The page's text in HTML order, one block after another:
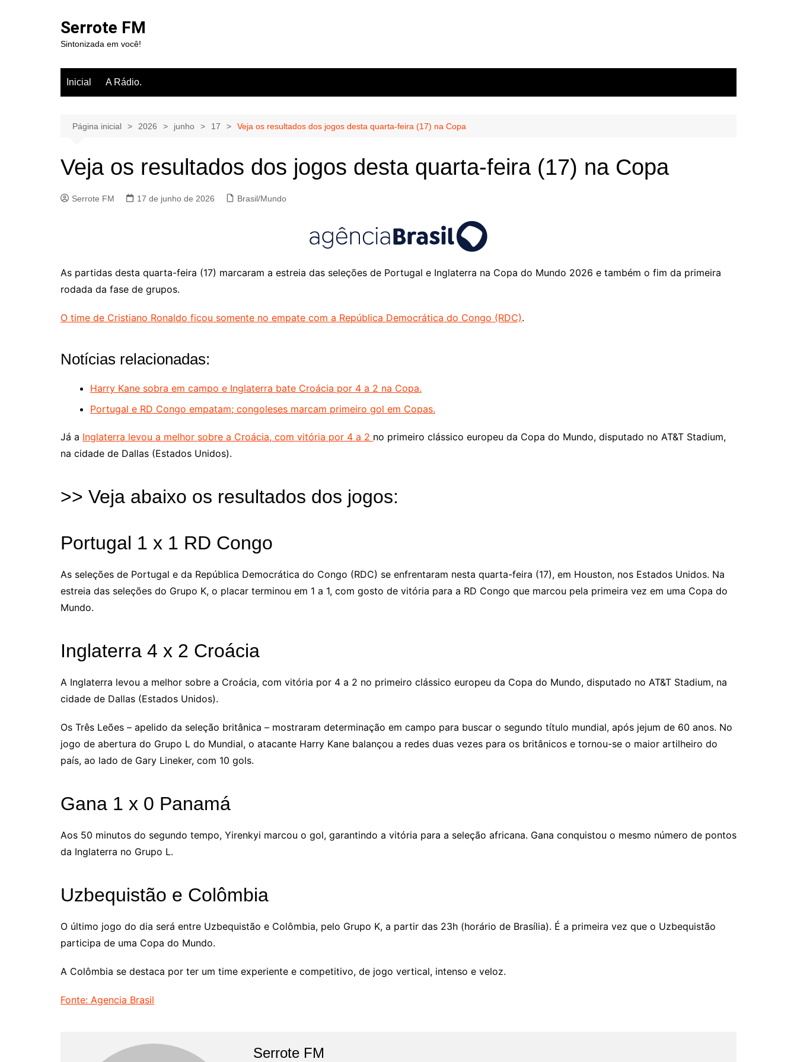
Serrote FM
Sintonizada em você!
Inicial A Rádio.
Página inicial 2026 junho 17 Veja os resultados dos jogos desta quarta-feira (17) na Copa
Veja os resultados dos jogos desta quarta-feira (17) na Copa
Serrote FM 17 de junho de 2026 Brasil/Mundo
As partidas desta quarta-feira (17) marcaram a estreia das seleções de Portugal e Inglaterra na Copa do Mundo 2026 e também o fim da primeira
rodada da fase de grupos.
O time de Cristiano Ronaldo ficou somente no empate com a República Democrática do Congo (RDC).
Notícias relacionadas:
Harry Kane sobra em campo e Inglaterra bate Croácia por 4 a 2 na Copa.
Portugal e RD Congo empatam; congoleses marcam primeiro gol em Copas.
Já a Inglaterra levou a melhor sobre a Croácia, com vitória por 4 a 2 no primeiro clássico europeu da Copa do Mundo, disputado no AT&T Stadium,
na cidade de Dallas (Estados Unidos).
>> Veja abaixo os resultados dos jogos:
Portugal 1 x 1 RD Congo
As seleções de Portugal e da República Democrática do Congo (RDC) se enfrentaram nesta quarta-feira (17), em Houston, nos Estados Unidos. Na
estreia das seleções do Grupo K, o placar terminou em 1 a 1, com gosto de vitória para a RD Congo que marcou pela primeira vez em uma Copa do
Mundo.
Inglaterra 4 x 2 Croácia
A Inglaterra levou a melhor sobre a Croácia, com vitória por 4 a 2 no primeiro clássico europeu da Copa do Mundo, disputado no AT&T Stadium, na
cidade de Dallas (Estados Unidos).
Os Três Leões – apelido da seleção britânica – mostraram determinação em campo para buscar o segundo título mundial, após jejum de 60 anos. No
jogo de abertura do Grupo L do Mundial, o atacante Harry Kane balançou a redes duas vezes para os britânicos e tornou-se o maior artilheiro do
país, ao lado de Gary Lineker, com 10 gols.
Gana 1 x 0 Panamá
Aos 50 minutos do segundo tempo, Yirenkyi marcou o gol, garantindo a vitória para a seleção africana. Gana conquistou o mesmo número de pontos
da Inglaterra no Grupo L.
Uzbequistão e Colômbia
O último jogo do dia será entre Uzbequistão e Colômbia, pelo Grupo K, a partir das 23h (horário de Brasília). É a primeira vez que o Uzbequistão
participa de uma Copa do Mundo.
A Colômbia se destaca por ter um time experiente e competitivo, de jogo vertical, intenso e veloz.
Fonte: Agencia Brasil
Serrote FM